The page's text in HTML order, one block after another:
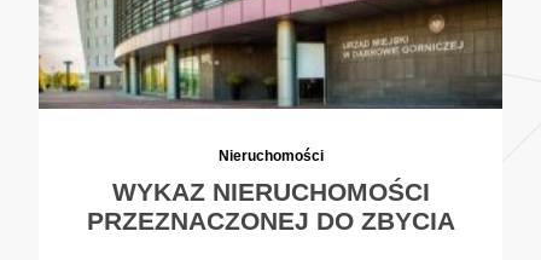
Nieruchomości
WYKAZ NIERUCHOMOŚCI
PRZEZNACZONEJ DO ZBYCIA